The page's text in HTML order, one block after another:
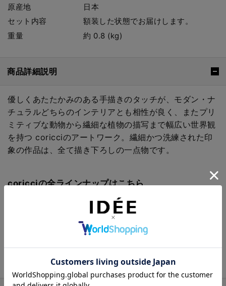
原産地
日本
セット内容
額装した状態でお届けします。
重量
約 0.8 (kg)
商品詳細説明
優しくあたたかみのある手描きのタッチが、モダン・ナ
チュラルどちらのインテリアとも相性が良く、またプリ
ミティブな動物から繊細な植物の描写まで幅広い世界観
を持つ coricciのアートワーク。繊細かつ洗練された印
象の作品は、全て描き下ろしの一点物です。
coricciの全ラインナップはこちら